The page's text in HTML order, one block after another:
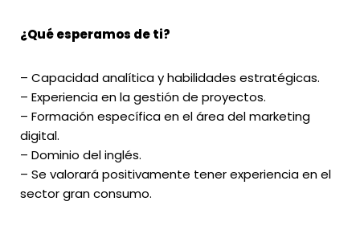
¿Qué esperamos de ti?
– Capacidad analítica y habilidades estratégicas.
– Experiencia en la gestión de proyectos.
– Formación específica en el área del marketing
digital.
– Dominio del inglés.
– Se valorará positivamente tener experiencia en el
sector gran consumo.